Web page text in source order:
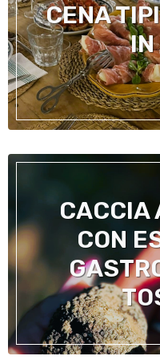
CENA
CACCIA
CON